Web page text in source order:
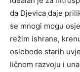
da Djevica daje
se mnogi mogu
režim ishrane,
oslobode starih
ličnom razvoju i